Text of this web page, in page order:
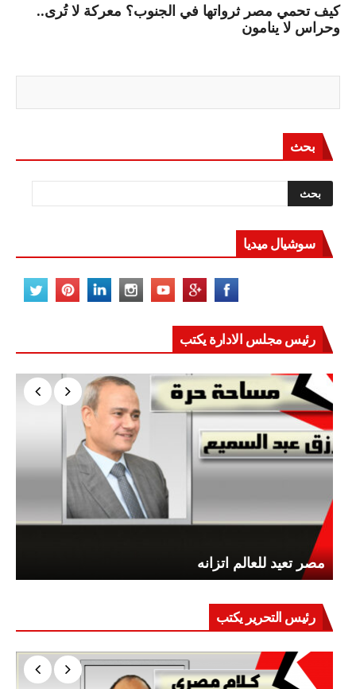
كيف تحمي مصر ثرواتها في الجنوب؟ معركة لا تُرى..
وحراس لا ينامون
بحث
سوشيال ميديا
رئيس مجلس الادارة يكتب
مصر تعيد للعالم اتزانه
رئيس التحرير يكتب